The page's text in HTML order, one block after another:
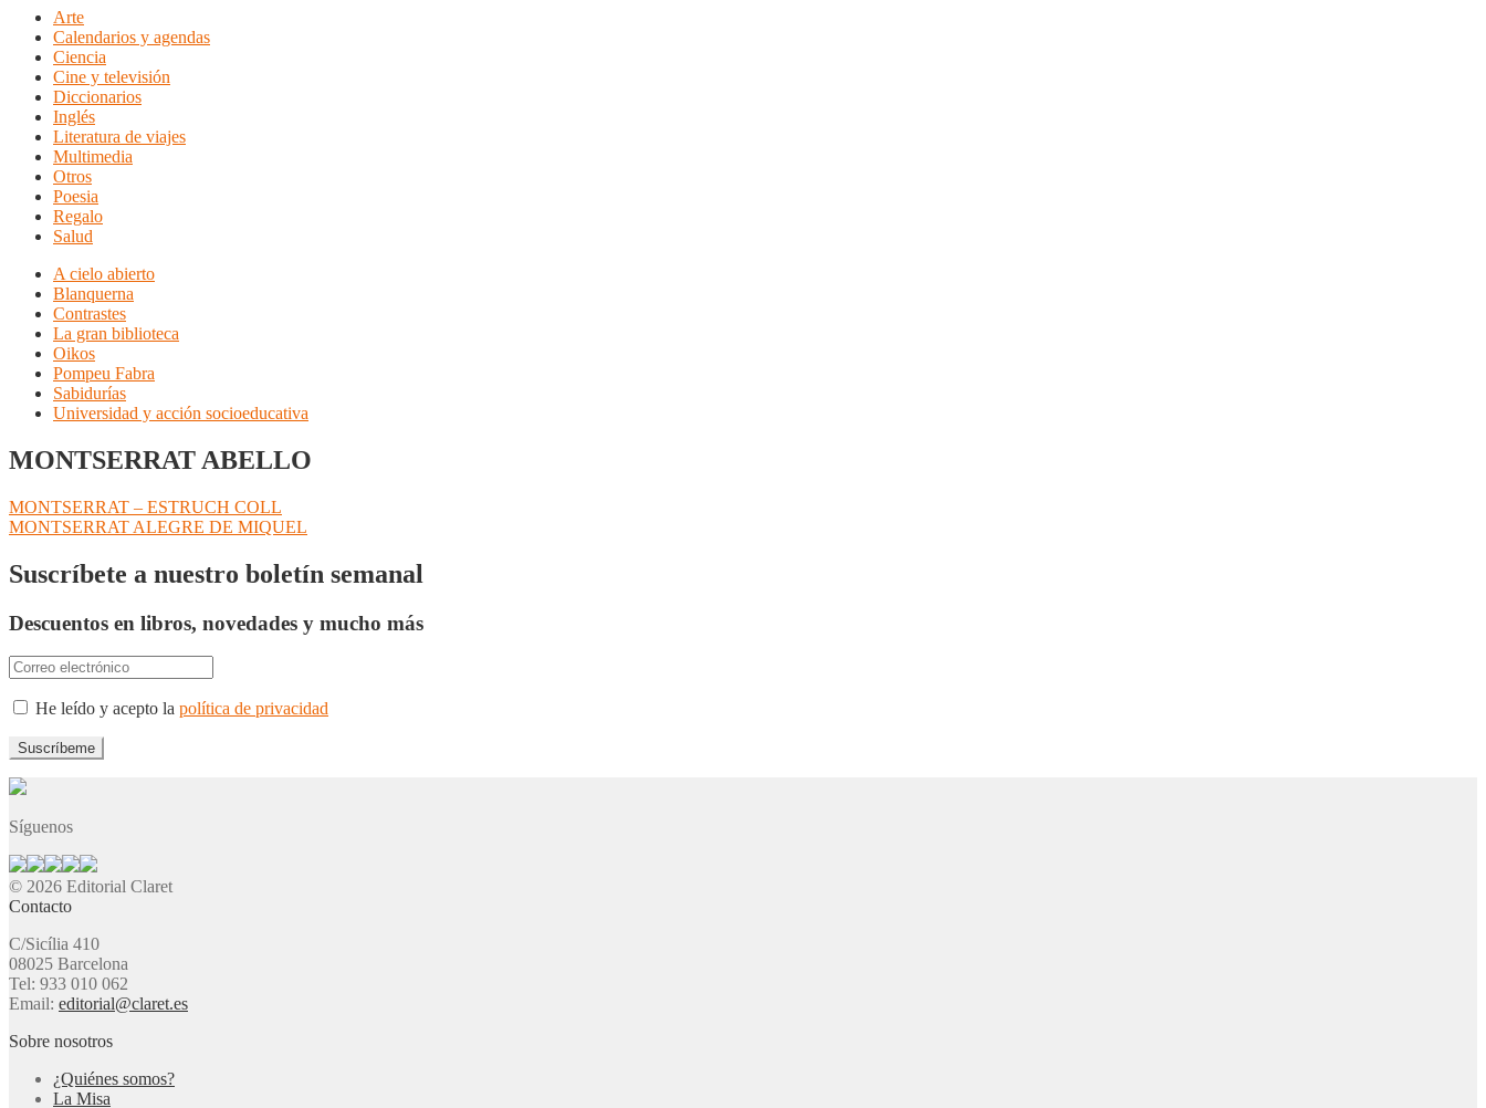
Arte
Calendarios y agendas
Ciencia
Cine y televisión
Diccionarios
Inglés
Literatura de viajes
Multimedia
Otros
Poesia
Regalo
Salud
A cielo abierto
Blanquerna
Contrastes
La gran biblioteca
Oikos
Pompeu Fabra
Sabidurías
Universidad y acción socioeducativa
MONTSERRAT ABELLO
Navegación
de
entradas
Anterior:
MONTSERRAT – ESTRUCH COLL
Siguiente:
MONTSERRAT ALEGRE DE MIQUEL
Suscríbete a nuestro boletín semanal
Descuentos en libros, novedades y mucho más
He leído y acepto la política de privacidad
Síguenos
© 2026 Editorial Claret
Contacto
C/Sicília 410
08025 Barcelona
Tel: 933 010 062
Email: editorial@claret.es
Sobre nosotros
¿Quiénes somos?
La Misa